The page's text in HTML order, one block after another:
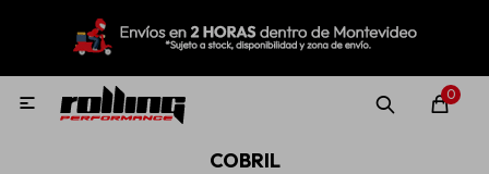
0

COBRIL
MI CUENTA
Nuevo! Rolling Repuestos